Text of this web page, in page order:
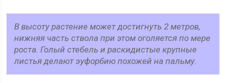
В высоту растение может достигнуть 2 метров,
нижняя часть ствола при этом оголяется по мере
роста. Голый стебель и раскидистые крупные
листья делают эуфорбию похожей на пальму.